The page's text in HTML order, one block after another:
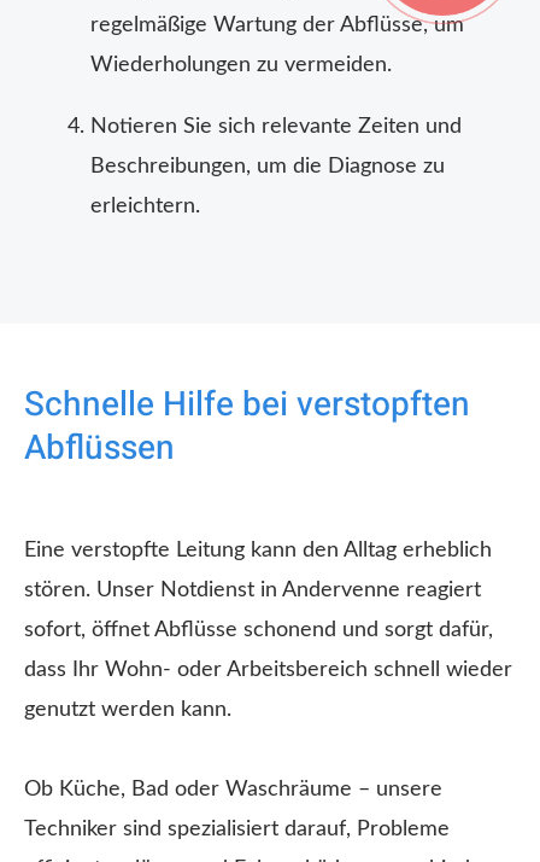
regelmäßige Wartung der Abflüsse, um
Wiederholungen zu vermeiden.
Notieren Sie sich relevante Zeiten und
Beschreibungen, um die Diagnose zu
erleichtern.
Schnelle Hilfe bei verstopften
Abflüssen
Eine verstopfte Leitung kann den Alltag erheblich
stören. Unser Notdienst in Andervenne reagiert
sofort, öffnet Abflüsse schonend und sorgt dafür,
dass Ihr Wohn- oder Arbeitsbereich schnell wieder
genutzt werden kann.
Ob Küche, Bad oder Waschräume – unsere
Techniker sind spezialisiert darauf, Probleme